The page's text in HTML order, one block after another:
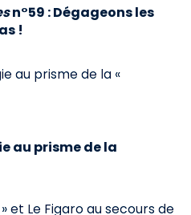
n°59 : Dégageons les
!
au prisme de la